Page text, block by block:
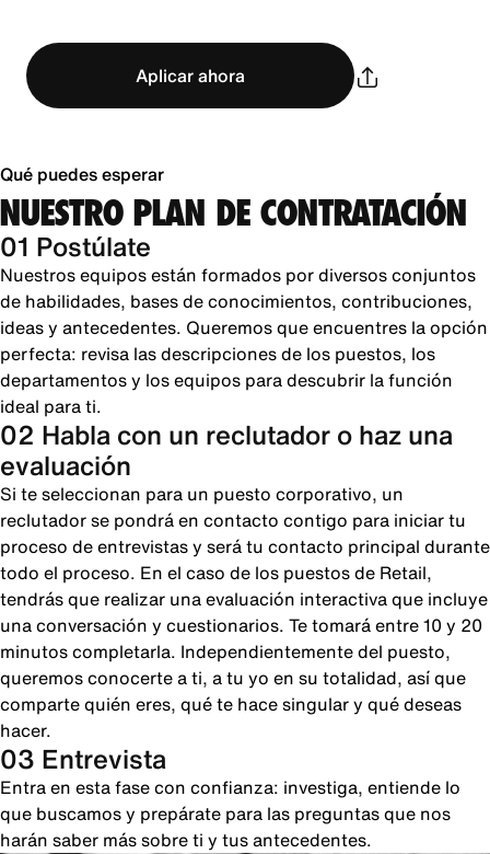
Aplicar ahora
Qué puedes esperar
NUESTRO PLAN DE CONTRATACIÓN
01 Postúlate
Nuestros equipos están formados por diversos conjuntos
de habilidades, bases de conocimientos, contribuciones,
ideas y antecedentes. Queremos que encuentres la opción
perfecta: revisa las descripciones de los puestos, los
departamentos y los equipos para descubrir la función
ideal para ti.
02 Habla con un reclutador o haz una
evaluación
Si te seleccionan para un puesto corporativo, un
reclutador se pondrá en contacto contigo para iniciar tu
proceso de entrevistas y será tu contacto principal durante
todo el proceso. En el caso de los puestos de Retail,
tendrás que realizar una evaluación interactiva que incluye
una conversación y cuestionarios. Te tomará entre 10 y 20
minutos completarla. Independientemente del puesto,
queremos conocerte a ti, a tu yo en su totalidad, así que
comparte quién eres, qué te hace singular y qué deseas
hacer.
03 Entrevista
Entra en esta fase con confianza: investiga, entiende lo
que buscamos y prepárate para las preguntas que nos
harán saber más sobre ti y tus antecedentes.